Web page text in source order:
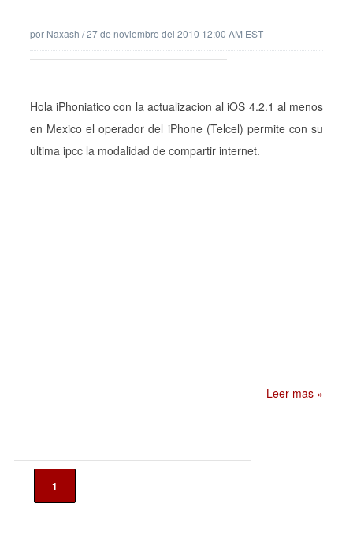
por Naxash /27 de noviembre del 2010 12:00 AM EST
Hola iPhoniatico con la actualizacion al iOS 4.2.1 al menos
en Mexico el operador del iPhone (Telcel) permite con su
ultima ipcc la modalidad de compartir internet.
Leer mas »
1